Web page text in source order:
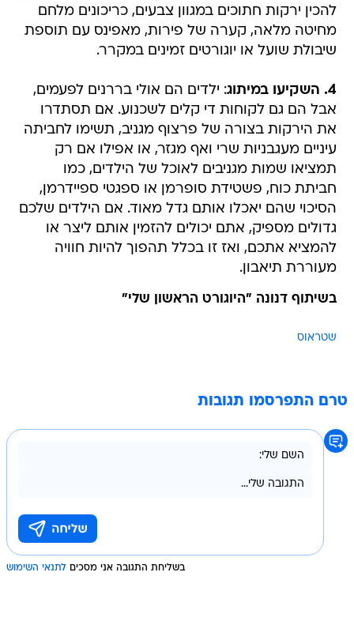
להכין ירקות חתוכים במגוון צבעים, כריכונים מלחם
מחיטה מלאה, קערה של פירות, מאפינס עם תוספת
שיבולת שועל או יוגורטים זמינים במקרר.
4. השקיעו במיתוג
: ילדים הם אולי בררנים לפעמים,
אבל הם גם לקוחות די קלים לשכנוע. אם תסתדרו
את הירקות בצורה של פרצוף מגניב, תשימו לחביתה
עיניים מעגבניות שרי ואף מגזר, או אפילו אם רק
תמציאו שמות מגניבים לאוכל של הילדים, כמו
חביתת כוח, פשטידת סופרמן או ספגטי ספיידרמן,
הסיכוי שהם יאכלו אותם גדל מאוד. אם הילדים שלכם
גדולים מספיק, אתם יכולים להזמין אותם ליצר או
להמציא אתכם, ואז זו בכלל תהפוך להיות חוויה
מעוררת תיאבון.
בשיתוף דנונה "היוגורט הראשון שלי"
שטראוס
טרם התפרסמו תגובות
בשליחת התגובה אני מסכים לתנאי השימוש